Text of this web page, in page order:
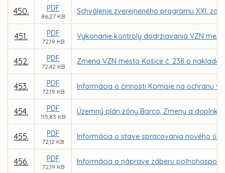
450. PDF
86,27 KB
Schválenie zverejneného programu XXI.
451. PDF
72,19 KB
Vykonanie kontroly dodržiavania VZN
452. PDF
72,42 KB
Zmena VZN mesta Košice č. 238 o
453. PDF
72,19 KB
Informácia o činnosti Komisie na ochranu
454. PDF
115,83 KB
Územný plán zóny Barca, Zmeny a doplnky
455. PDF
72,12 KB
Informácia o stave spracovania nového
456. PDF
72,19 KB
Informácia o náprave záberu